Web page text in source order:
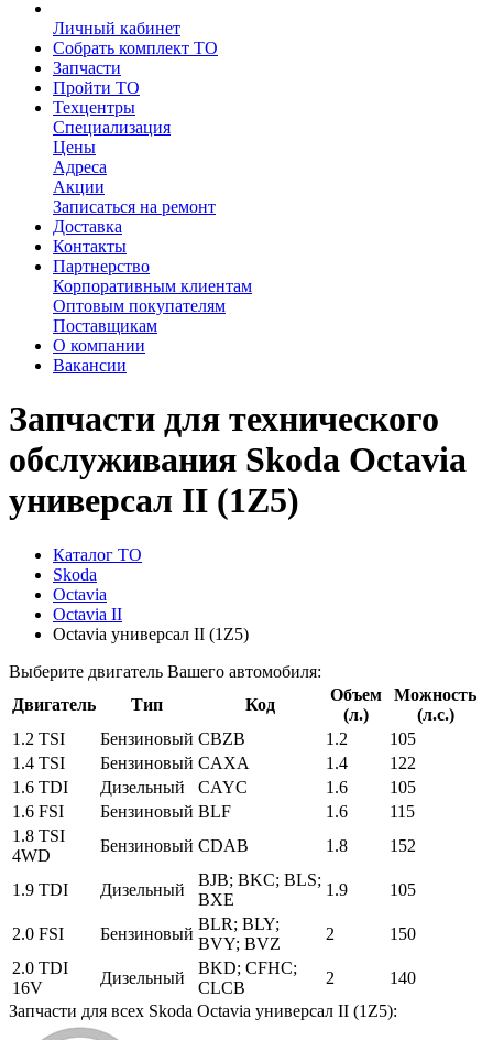
Личный кабинет
Собрать комплект ТО
Запчасти
Пройти ТО
Техцентры
Специализация
Цены
Адреса
Акции
Записаться на ремонт
Доставка
Контакты
Партнерство
Корпоративным клиентам
Оптовым покупателям
Поставщикам
О компании
Вакансии
Запчасти для технического
обслуживания Skoda Octavia
универсал II (1Z5)
Каталог ТО
Skoda
Octavia
Octavia II
Octavia универсал II (1Z5)
Выберите двигатель Вашего автомобиля:
Двигатель
Тип Код
Объем
(л.)
Можность
(л.с.)
1.2 TSI
Бензиновый CBZB 1.2
105
1.4 TSI
Бензиновый CAXA 1.4
122
1.6 TDI
Дизельный CAYC 1.6
105
1.6 FSI
Бензиновый BLF 1.6
115
1.8 TSI
4WD
Бензиновый CDAB 1.8 152
1.9 TDI Дизельный
BJB; BKC; BLS;
BXE
1.9 105
2.0 FSI Бензиновый
BLR; BLY;
BVY; BVZ
2
150
2.0 TDI
16V
Дизельный
BKD; CFHC;
CLCB
2
140
Запчасти для всех Skoda Octavia универсал II (1Z5):